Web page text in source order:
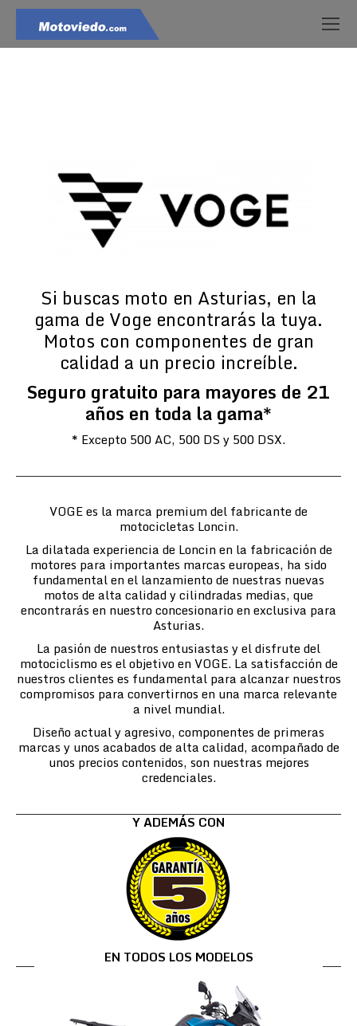
Si buscas moto en Asturias, en la
gama de Voge encontrarás la tuya.
Motos con componentes de gran
calidad a un precio increíble.
Seguro gratuito para mayores de 21
años en toda la gama*
* Excepto 500 AC, 500 DS y 500 DSX.
VOGE es la marca premium del fabricante de
motocicletas Loncin.
La dilatada experiencia de Loncin en la fabricación de
motores para importantes marcas europeas, ha sido
fundamental en el lanzamiento de nuestras nuevas
motos de alta calidad y cilindradas medias, que
encontrarás en nuestro concesionario en exclusiva para
Asturias.
La pasión de nuestros entusiastas y el disfrute del
motociclismo es el objetivo en VOGE. La satisfacción de
nuestros clientes es fundamental para alcanzar nuestros
compromisos para convertirnos en una marca relevante
a nivel mundial.
Diseño actual y agresivo, componentes de primeras
marcas y unos acabados de alta calidad, acompañado de
unos precios contenidos, son nuestras mejores
credenciales.
Y ADEMÁS CON
EN TODOS LOS MODELOS